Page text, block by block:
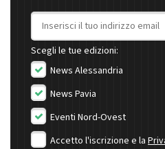
Indirizzo email
Scegli le tue edizioni:
News Alessandria
News Pavia
Eventi Nord-Ovest
Accetto l'iscrizione e la